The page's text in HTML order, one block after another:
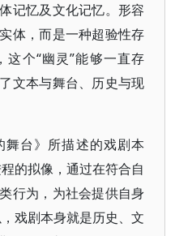
记忆及文化记忆。形容
体，而是一种超验性存
个“幽灵”能够一直存
文本与舞台、历史与现
台》所描述的戏剧本
的拟像，通过在符合自
行为，为社会提供自身
戏剧本身就是历史、文